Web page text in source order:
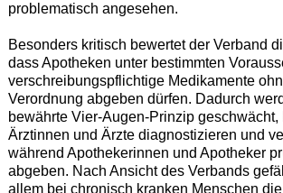
problematisch angesehen.
Besonders kritisch bewertet der Verband
dass Apotheken unter bestimmten
verschreibungspflichtige Medikamente
Verordnung abgeben dürfen. Dadurch
bewährte Vier-Augen-Prinzip geschwächt,
Ärztinnen und Ärzte diagnostizieren und
während Apothekerinnen und Apotheker
abgeben. Nach Ansicht des Verbands
allem bei chronisch kranken Menschen die